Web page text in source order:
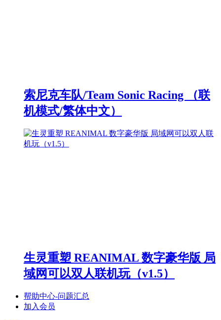
索尼克车队/Team Sonic Racing （联
机模式/繁体中文）
生灵重塑 REANIMAL 数字豪华版 局
域网可以双人联机玩（v1.5）
帮助中心-问题汇总
加入会员